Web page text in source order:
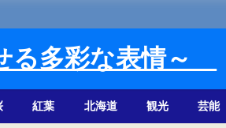
る多彩な表情～
紅葉 北海道 観光 芸能